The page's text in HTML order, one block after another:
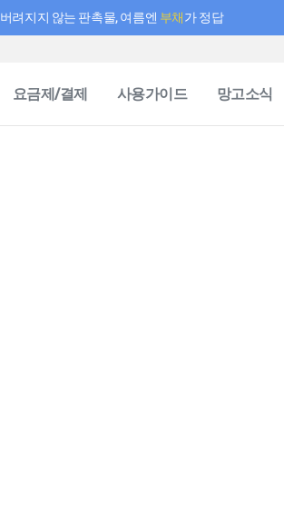
버려지지 않는 판촉물, 여름엔 부채가 정답
요금제/결제 사용가이드 망고소식